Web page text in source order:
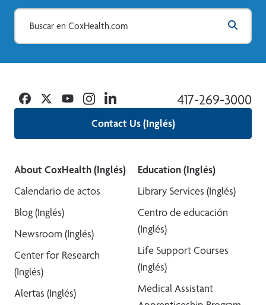
Contact Us (Inglés)
417-269-3000
Facebook
TwitterYouTubeInstagramLinkedin
About CoxHealth (Inglés)
Calendario de actos
Blog (Inglés)
Newsroom (Inglés)
Center for Research
(Inglés)
Alertas (Inglés)
Education (Inglés)
Library Services (Inglés)
Centro de educación
(Inglés)
Life Support Courses
(Inglés)
Medical Assistant